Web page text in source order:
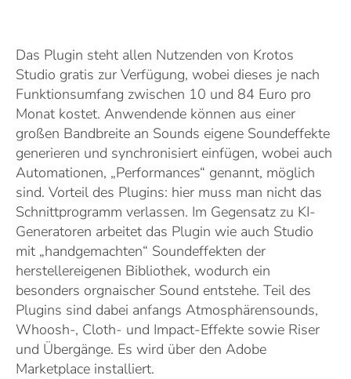
Das Plugin steht allen Nutzenden von Krotos
Studio gratis zur Verfügung, wobei dieses je nach
Funktionsumfang zwischen 10 und 84 Euro pro
Monat kostet. Anwendende können aus einer
großen Bandbreite an Sounds eigene Soundeffekte
generieren und synchronisiert einfügen, wobei auch
Automationen, „Performances“ genannt, möglich
sind. Vorteil des Plugins: hier muss man nicht das
Schnittprogramm verlassen. Im Gegensatz zu KI-
Generatoren arbeitet das Plugin wie auch Studio
mit „handgemachten“ Soundeffekten der
herstellereigenen Bibliothek, wodurch ein
besonders orgnaischer Sound entstehe. Teil des
Plugins sind dabei anfangs Atmosphärensounds,
Whoosh-, Cloth- und Impact-Effekte sowie Riser
und Übergänge. Es wird über den Adobe
Marketplace installiert.